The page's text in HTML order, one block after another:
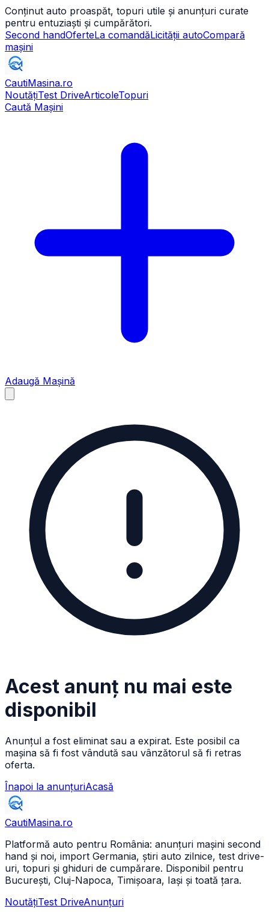
Conținut auto proaspăt, topuri utile și anunțuri curate
pentru entuziaști și cumpărători.
Second handOferteLa comandăLicității autoCompară
mașini
CautiMasina.ro
NoutățiTest DriveArticoleTopuri
Caută Mașini
Adaugă Mașină
Acest anunț nu mai este
disponibil
Anunțul a fost eliminat sau a expirat. Este posibil ca
mașina să fi fost vândută sau vânzătorul să fi retras
oferta.
Înapoi la anunțuriAcasă
CautiMasina.ro
Platformă auto pentru România: anunțuri mașini second
hand și noi, import Germania, știri auto zilnice, test drive-
uri, topuri și ghiduri de cumpărare. Disponibil pentru
București, Cluj-Napoca, Timișoara, Iași și toată țara.
NoutățiTest DriveAnunțuri